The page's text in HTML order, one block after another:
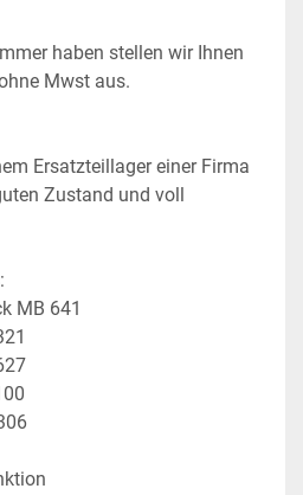
haben stellen wir Ihnen
Mwst aus.
Ersatzteillager einer Firma
Zustand und voll
MB 641